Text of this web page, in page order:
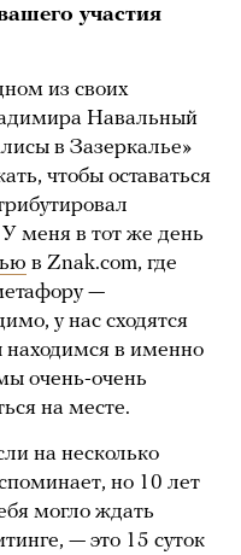
участия
из своих
Навальный
в Зазеркалье»
чтобы оставаться
У меня в тот же день
в Znak.com, где
—
у нас сходятся
в именно
очень-очень
на месте.
на несколько
но 10 лет
могло ждать
— это 15 суток